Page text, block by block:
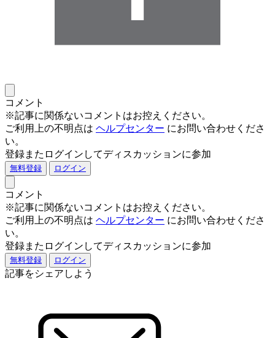
コメント
※記事に関係ないコメントはお控えください。
ご利用上の不明点は ヘルプセンター にお問い合わせくださ
い。
登録またログインしてディスカッションに参加
無料登録 ログイン
コメント
※記事に関係ないコメントはお控えください。
ご利用上の不明点は ヘルプセンター にお問い合わせくださ
い。
登録またログインしてディスカッションに参加
無料登録 ログイン
記事をシェアしよう